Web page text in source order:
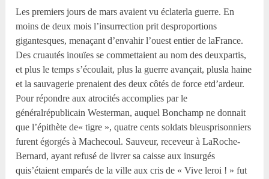
Les premiers jours de mars avaient vu éclaterla guerre. En
moins de deux mois l’insurrection prit desproportions
gigantesques, menaçant d’envahir l’ouest entier de laFrance.
Des cruautés inouïes se commettaient au nom des deuxpartis,
et plus le temps s’écoulait, plus la guerre avançait, plusla haine
et la sauvagerie prenaient des deux côtés de force etd’ardeur.
Pour répondre aux atrocités accomplies par le
généralrépublicain Westerman, auquel Bonchamp ne donnait
que l’épithète de« tigre », quatre cents soldats bleusprisonniers
furent égorgés à Machecoul. Sauveur, receveur à LaRoche-
Bernard, ayant refusé de livrer sa caisse aux insurgés
quis’étaient emparés de la ville aux cris de « Vive leroi ! » fut